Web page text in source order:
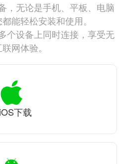
，无论是手机、平板、电脑
能轻松安装和使用。
个设备上同时连接，享受无
网体验。
iOS下载